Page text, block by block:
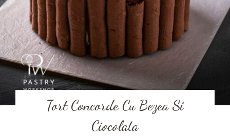
Tort Concorde Cu Bezea Si
Ciocolata